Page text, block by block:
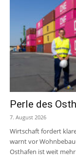
Perle des
7. August 2026
Wirtschaft fordert
warnt vor
Osthafen ist weit